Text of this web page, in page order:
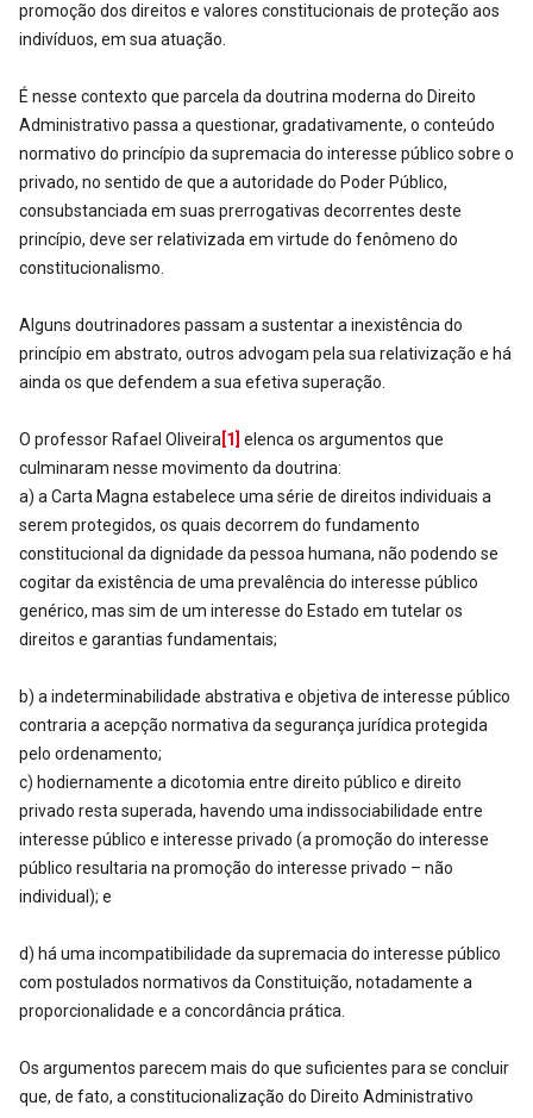
promoção dos direitos e valores constitucionais de proteção aos
indivíduos, em sua atuação.
É nesse contexto que parcela da doutrina moderna do Direito
Administrativo passa a questionar, gradativamente, o conteúdo
normativo do princípio da supremacia do interesse público sobre o
privado, no sentido de que a autoridade do Poder Público,
consubstanciada em suas prerrogativas decorrentes deste
princípio, deve ser relativizada em virtude do fenômeno do
constitucionalismo.
Alguns doutrinadores passam a sustentar a inexistência do
princípio em abstrato, outros advogam pela sua relativização e há
ainda os que defendem a sua efetiva superação.
O professor Rafael Oliveira [1] elenca os argumentos que
culminaram nesse movimento da doutrina:
a) a Carta Magna estabelece uma série de direitos individuais a
serem protegidos, os quais decorrem do fundamento
constitucional da dignidade da pessoa humana, não podendo se
cogitar da existência de uma prevalência do interesse público
genérico, mas sim de um interesse do Estado em tutelar os
direitos e garantias fundamentais;
b) a indeterminabilidade abstrativa e objetiva de interesse público
contraria a acepção normativa da segurança jurídica protegida
pelo ordenamento;
c) hodiernamente a dicotomia entre direito público e direito
privado resta superada, havendo uma indissociabilidade entre
interesse público e interesse privado (a promoção do interesse
público resultaria na promoção do interesse privado – não
individual); e
d) há uma incompatibilidade da supremacia do interesse público
com postulados normativos da Constituição, notadamente a
proporcionalidade e a concordância prática.
Os argumentos parecem mais do que suficientes para se concluir
que, de fato, a constitucionalização do Direito Administrativo